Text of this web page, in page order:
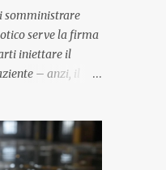
somministrare
serve la firma
iniettare il
– anzi, il
devastante
Stramezzi,